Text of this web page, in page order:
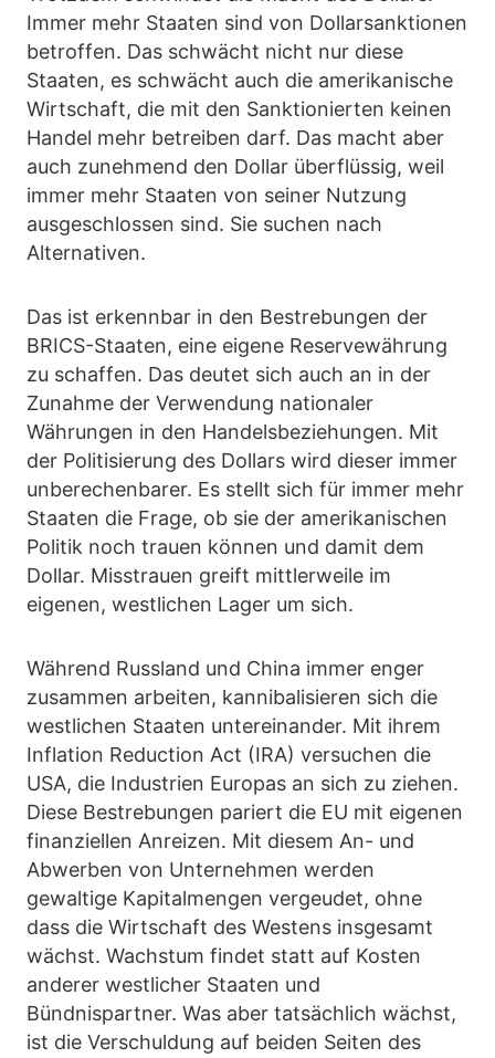
Immer mehr Staaten sind von Dollarsanktionen
betroffen. Das schwächt nicht nur diese
Staaten, es schwächt auch die amerikanische
Wirtschaft, die mit den Sanktionierten keinen
Handel mehr betreiben darf. Das macht aber
auch zunehmend den Dollar überflüssig, weil
immer mehr Staaten von seiner Nutzung
ausgeschlossen sind. Sie suchen nach
Alternativen.
Das ist erkennbar in den Bestrebungen der
BRICS-Staaten, eine eigene Reservewährung
zu schaffen. Das deutet sich auch an in der
Zunahme der Verwendung nationaler
Währungen in den Handelsbeziehungen. Mit
der Politisierung des Dollars wird dieser immer
unberechenbarer. Es stellt sich für immer mehr
Staaten die Frage, ob sie der amerikanischen
Politik noch trauen können und damit dem
Dollar. Misstrauen greift mittlerweile im
eigenen, westlichen Lager um sich.
Während Russland und China immer enger
zusammen arbeiten, kannibalisieren sich die
westlichen Staaten untereinander. Mit ihrem
Inflation Reduction Act (IRA) versuchen die
USA, die Industrien Europas an sich zu ziehen.
Diese Bestrebungen pariert die EU mit eigenen
finanziellen Anreizen. Mit diesem An- und
Abwerben von Unternehmen werden
gewaltige Kapitalmengen vergeudet, ohne
dass die Wirtschaft des Westens insgesamt
wächst. Wachstum findet statt auf Kosten
anderer westlicher Staaten und
Bündnispartner. Was aber tatsächlich wächst,
ist die Verschuldung auf beiden Seiten des